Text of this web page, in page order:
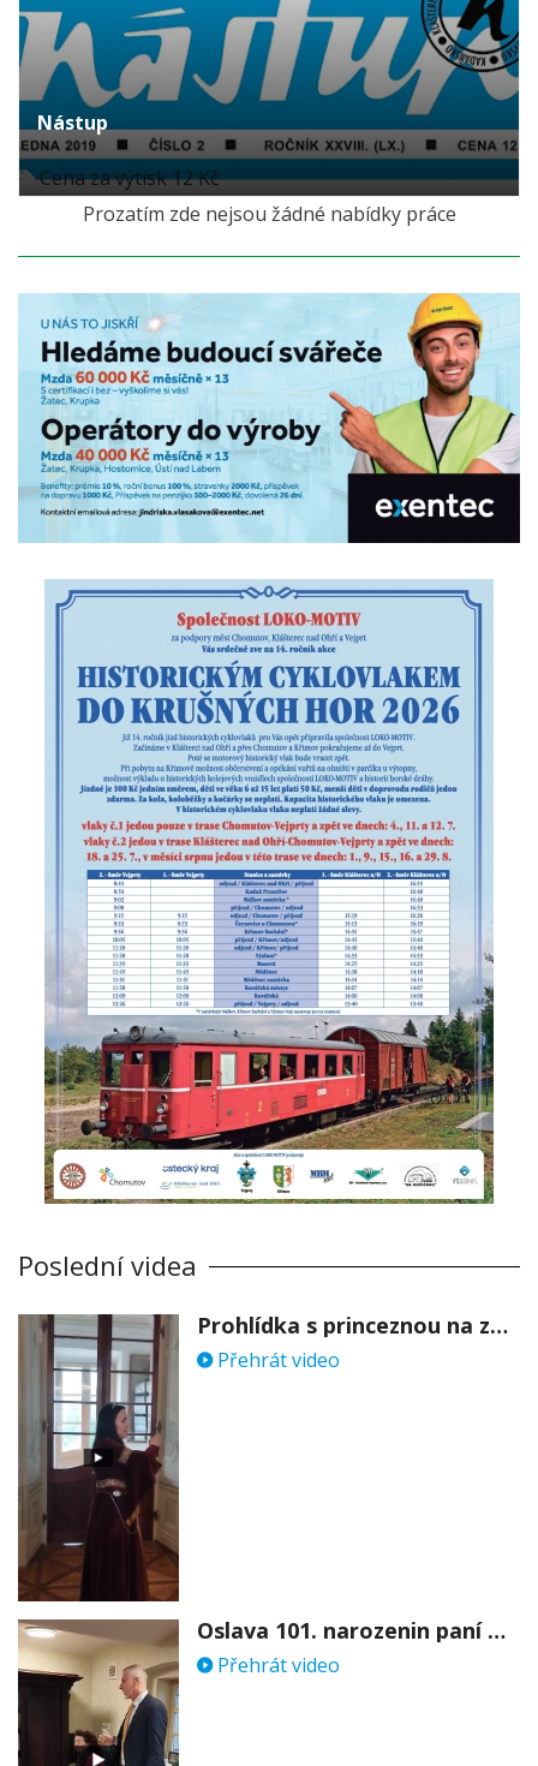
Nástup
Cena za výtisk 12 Kč
Prozatím zde nejsou žádné nabídky práce
Poslední videa
Prohlídka s princeznou na zámku Stekník
Přehrát video
Oslava 101. narozenin paní Věry Skořepové
Přehrát video